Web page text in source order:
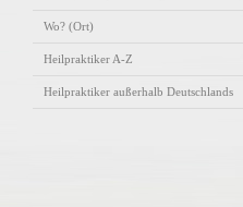
Wo? (Ort)
Heilpraktiker A-Z
Heilpraktiker außerhalb Deutschlands